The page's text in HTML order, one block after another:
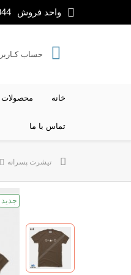
واحد فروش
حساب
خانه
تماس با ما
تیشرت پسرانه
جدید